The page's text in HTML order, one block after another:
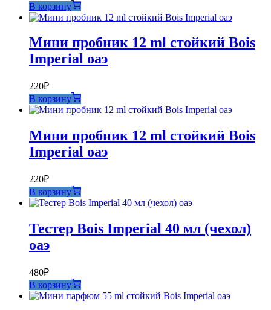
В корзину
Мини пробник 12 ml стойкий Bois
Imperial оаэ
220₽
В корзину
Мини пробник 12 ml стойкий Bois
Imperial оаэ
220₽
В корзину
Тестер Bois Imperial 40 мл (чехол)
оаэ
480₽
В корзину